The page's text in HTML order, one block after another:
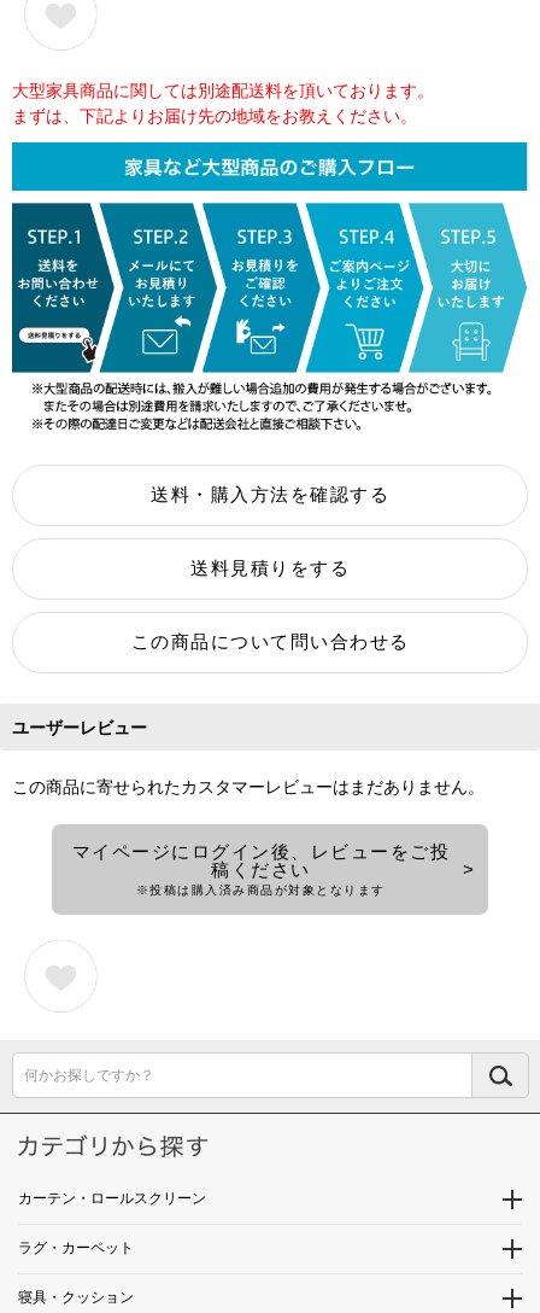
大型家具商品に関しては別途配送料を頂いております。
まずは、下記よりお届け先の地域をお教えください。
ユーザーレビュー
この商品に寄せられたカスタマーレビューはまだありません。
マイページにログイン後、レビューをご投
稿ください
※投稿は購入済み商品が対象となります
何かお探しですか？
カーテン・ロールスクリーン
ラグ・カーペット
寝具・クッション